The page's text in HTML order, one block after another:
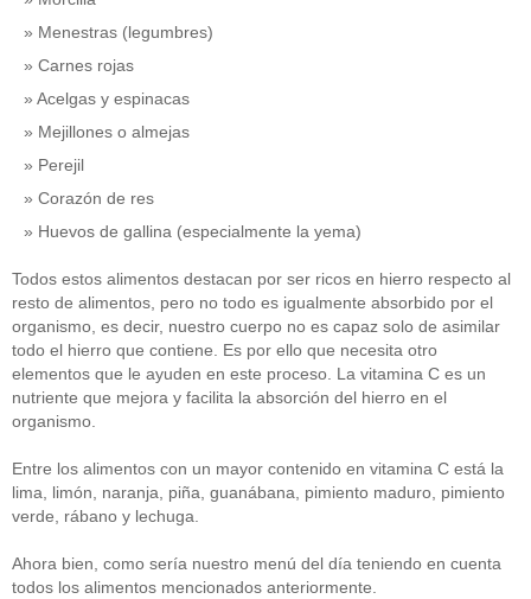
Menestras (legumbres)
Carnes rojas
Acelgas y espinacas
Mejillones o almejas
Perejil
Corazón de res
Huevos de gallina (especialmente la yema)
Todos estos alimentos destacan por ser ricos en hierro respecto al
resto de alimentos, pero no todo es igualmente absorbido por el
organismo, es decir, nuestro cuerpo no es capaz solo de asimilar
todo el hierro que contiene. Es por ello que necesita otro
elementos que le ayuden en este proceso. La vitamina C es un
nutriente que mejora y facilita la absorción del hierro en el
organismo.
Entre los alimentos con un mayor contenido en vitamina C está la
lima, limón, naranja, piña, guanábana, pimiento maduro, pimiento
verde, rábano y lechuga.
Ahora bien, como sería nuestro menú del día teniendo en cuenta
todos los alimentos mencionados anteriormente.